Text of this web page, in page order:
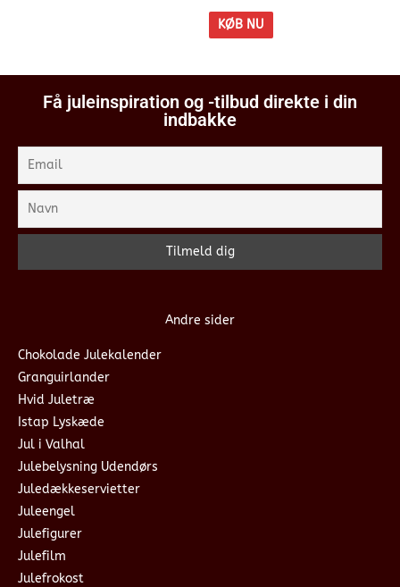
KØB NU
Få juleinspiration og -tilbud direkte i din
indbakke
Andre sider
Chokolade Julekalender
Granguirlander
Hvid Juletræ
Istap Lyskæde
Jul i Valhal
Julebelysning Udendørs
Juledækkeservietter
Juleengel
Julefigurer
Julefilm
Julefrokost